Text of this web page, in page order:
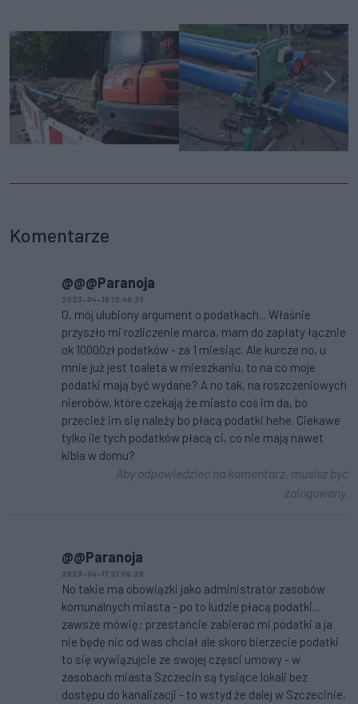
Komentarze
@@@Paranoja
2023-04-18 12:48:33
O, mój ulubiony argument o podatkach... Właśnie
przyszło mi rozliczenie marca, mam do zapłaty łącznie
ok 10000zł podatków - za 1 miesiąc. Ale kurcze no, u
mnie już jest toaleta w mieszkaniu, to na co moje
podatki mają być wydane? A no tak, na roszczeniowych
nierobów, które czekają że miasto coś im da, bo
przecież im się należy bo płacą podatki hehe. Ciekawe
tylko ile tych podatków płacą ci, co nie mają nawet
kibla w domu?
Aby odpowiedzieć na komentarz, musisz być
zalogowany.
@@Paranoja
2023-04-17 21:06:20
No takie ma obowiązki jako administrator zasobów
komunalnych miasta - po to ludzie płacą podatki...
zawsze mówię: przestańcie zabierać mi podatki a ja
nie będę nic od was chciał ale skoro bierzecie podatki
to się wywiązujcie ze swojej części umowy - w
zasobach miasta Szczecin są tysiące lokali bez
dostępu do kanalizacji - to wstyd że dalej w Szczecinie,